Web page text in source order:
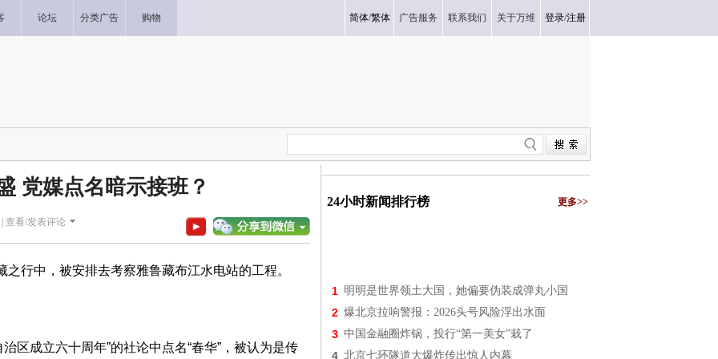
论坛 分类广告 购物 简体/繁体 广告服务 联系我们 关于万维 登录/注册
党媒点名暗示接班？
查看/发表评论
之行中，被安排去考察雅鲁藏布江水电站的工程。
区成立六十周年”的社论中点名“春华”，被认为是传
24小时新闻排行榜 更多>>
1 明明是世界领土大国，她偏要伪装成弹丸小国
2 爆北京拉响警报：2026头号风险浮出水面
3 中国金融圈炸锅，投行“第一美女”栽了
4 北京七环隧道大爆炸传出惊人内幕